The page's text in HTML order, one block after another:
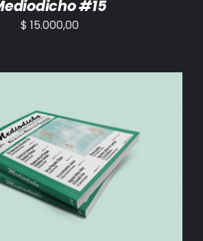
#15
$ 15.000,00
AL CARRITO / DETALLES